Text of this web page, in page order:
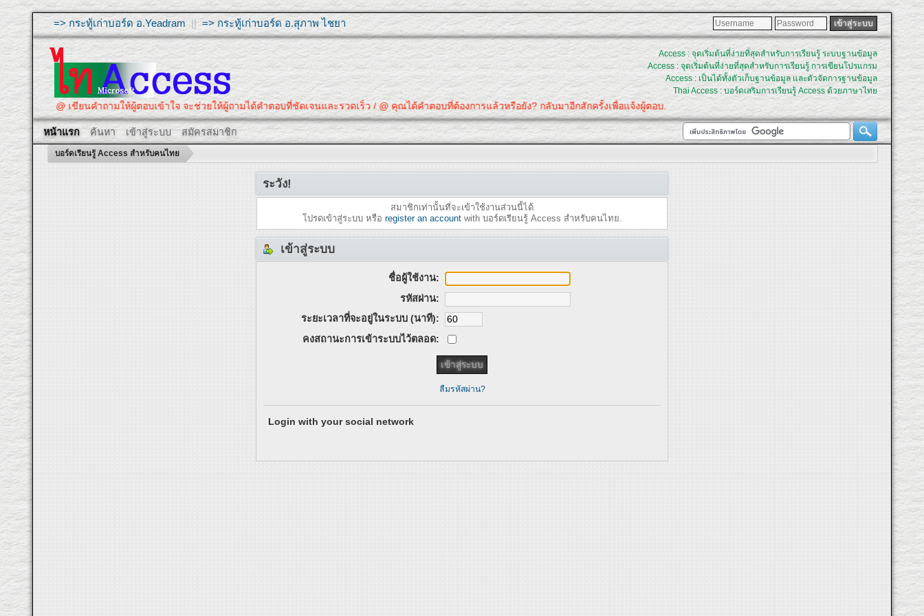
=> กระทู้เก่าบอร์ด อ.Yeadram ||=> กระทู้เก่าบอร์ด อ.สุภาพ ไชยา
Access : จุดเริ่มต้นที่ง่ายที่สุดสำหรับการเรียนรู้ ระบบฐานข้อมูล
Access : จุดเริ่มต้นที่ง่ายที่สุดสำหรับการเรียนรู้ การเขียนโปรแกรม
Access : เป็นได้ทั้งตัวเก็บฐานข้อมูล และตัวจัดการฐานข้อมูล
Thai Access : บอร์ดเสริมการเรียนรู้ Access ด้วยภาษาไทย
@ เขียนคำถามให้ผู้ตอบเข้าใจ จะช่วยให้ผู้ถามได้คำตอบที่ชัดเจนและรวดเร็ว / @ คุณได้คำตอบที่ต้องการแล้วหรือยัง? กลับมาอีกสักครั้งเพื่อแจ้งผู้ตอบ.
หน้าแรก ค้นหา เข้าสู่ระบบ สมัครสมาชิก
บอร์ดเรียนรู้ Access สำหรับคนไทย
ระวัง!
สมาชิกเท่านั้นที่จะเข้าใช้งานส่วนนี้ได้
โปรดเข้าสู่ระบบ หรือ register an accountwith บอร์ดเรียนรู้ Access สำหรับคนไทย.
เข้าสู่ระบบ
ชื่อผู้ใช้งาน:
รหัสผ่าน:
ระยะเวลาที่จะอยู่ในระบบ (นาที):
คงสถานะการเข้าระบบไว้ตลอด:
ลืมรหัสผ่าน?
Login with your social network